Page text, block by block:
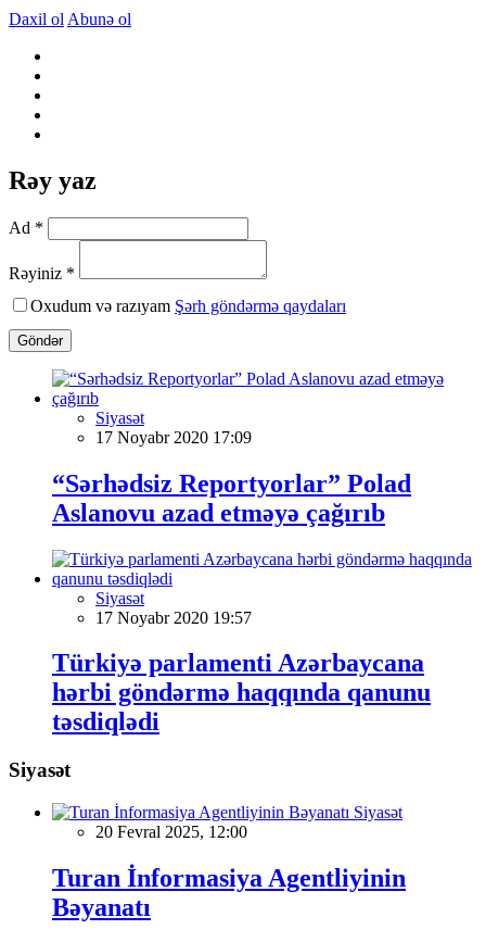
Daxil ol Abunə ol
Rəy yaz
Ad *
Rəyiniz *
Oxudum və razıyam Şərh göndərmə qaydaları
Göndər
Siyasət
17 Noyabr 2020 17:09
“Sərhədsiz Reportyorlar” Polad
Aslanovu azad etməyə çağırıb
Siyasət
17 Noyabr 2020 19:57
Türkiyə parlamenti Azərbaycana
hərbi göndərmə haqqında qanunu
təsdiqlədi
Siyasət
Siyasət
20 Fevral 2025, 12:00
Turan İnformasiya Agentliyinin
Bəyanatı